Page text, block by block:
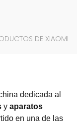
DE XIAOMI
dedicada al
y aparatos
en una de las